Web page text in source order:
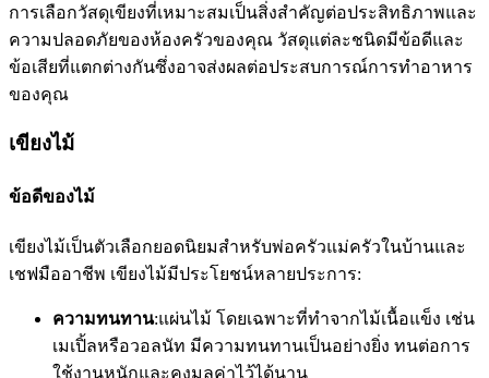
การเลือกวัสดุเขียงที่เหมาะสมเป็นสิ่งสำคัญต่อประสิทธิภาพและ
ความปลอดภัยของห้องครัวของคุณ วัสดุแต่ละชนิดมีข้อดีและ
ข้อเสียที่แตกต่างกันซึ่งอาจส่งผลต่อประสบการณ์การทำอาหาร
ของคุณ
เขียงไม้
ข้อดีของไม้
เขียงไม้เป็นตัวเลือกยอดนิยมสำหรับพ่อครัวแม่ครัวในบ้านและ
เชฟมืออาชีพ เขียงไม้มีประโยชน์หลายประการ:
ความทนทาน:แผ่นไม้ โดยเฉพาะที่ทำจากไม้เนื้อแข็ง เช่น
เมเปิ้ลหรือวอลนัท มีความทนทานเป็นอย่างยิ่ง ทนต่อการ
ใช้งานหนักและคงมูลค่าไว้ได้นาน